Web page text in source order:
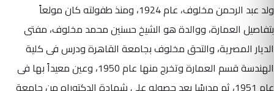
ولد عبد الرحمن مخلوف، عام 1924، ومنذ طفولته كان مولعاً
بتفاصيل العمارة، ووالدة هو الشيخ حسنين محمد مخلوف، مفتى
الديار المصرية، والتحق مخلوف بجامعة القاهرة ودرس فى كلية
الهندسة قسم العمارة وتخرج منها عام 1950، وعين معيداً بها فى